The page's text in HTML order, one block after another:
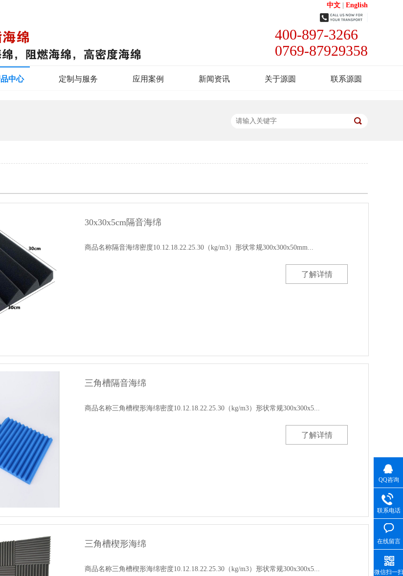
中文 English
400-897-3266
0769-87929358
中心 定制与服务 应用案例 新闻资讯 关于源圆 联系源圆
30x30x5cm隔音海绵
商品名称隔音海绵密度10.12.18.22.25.30（kg/m3）形状常规300x300x50mm...
了解详情
三角槽隔音海绵
商品名称三角槽楔形海绵密度10.12.18.22.25.30（kg/m3）形状常规300x300x5...
了解详情
三角槽楔形海绵
商品名称三角槽楔形海绵密度10.12.18.22.25.30（kg/m3）形状常规300x300x5...
QQ咨询
联系电话
在线留言
微信扫一扫